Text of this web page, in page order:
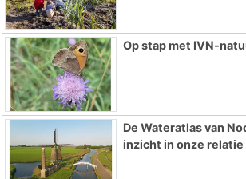
Op stap met IVN-
De Wateratlas van
inzicht in onze